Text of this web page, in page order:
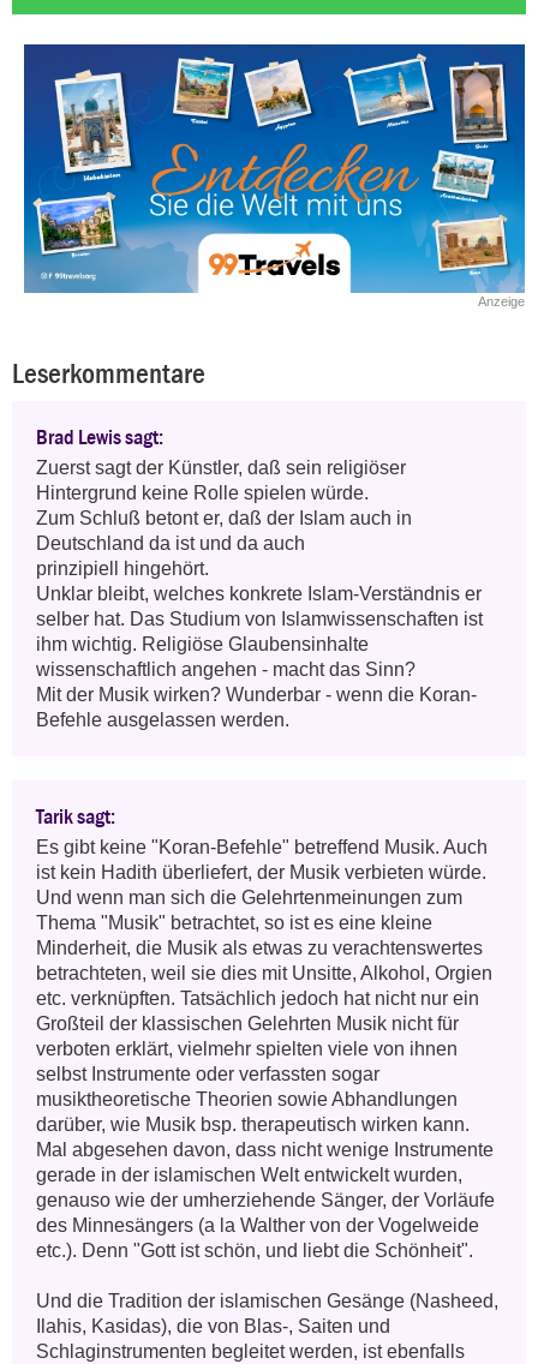
Anzeige
Leserkommentare
Brad Lewis sagt:
Zuerst sagt der Künstler, daß sein religiöser
Hintergrund keine Rolle spielen würde.
Zum Schluß betont er, daß der Islam auch in
Deutschland da ist und da auch
prinzipiell hingehört.
Unklar bleibt, welches konkrete Islam-Verständnis er
selber hat. Das Studium von Islamwissenschaften ist
ihm wichtig. Religiöse Glaubensinhalte
wissenschaftlich angehen - macht das Sinn?
Mit der Musik wirken? Wunderbar - wenn die Koran-
Befehle ausgelassen werden.
Tarik sagt:
Es gibt keine "Koran-Befehle" betreffend Musik. Auch
ist kein Hadith überliefert, der Musik verbieten würde.
Und wenn man sich die Gelehrtenmeinungen zum
Thema "Musik" betrachtet, so ist es eine kleine
Minderheit, die Musik als etwas zu verachtenswertes
betrachteten, weil sie dies mit Unsitte, Alkohol, Orgien
etc. verknüpften. Tatsächlich jedoch hat nicht nur ein
Großteil der klassischen Gelehrten Musik nicht für
verboten erklärt, vielmehr spielten viele von ihnen
selbst Instrumente oder verfassten sogar
musiktheoretische Theorien sowie Abhandlungen
darüber, wie Musik bsp. therapeutisch wirken kann.
Mal abgesehen davon, dass nicht wenige Instrumente
gerade in der islamischen Welt entwickelt wurden,
genauso wie der umherziehende Sänger, der Vorläufe
des Minnesängers (a la Walther von der Vogelweide
etc.). Denn "Gott ist schön, und liebt die Schönheit".
Und die Tradition der islamischen Gesänge (Nasheed,
Ilahis, Kasidas), die von Blas-, Saiten und
Schlaginstrumenten begleitet werden, ist ebenfalls